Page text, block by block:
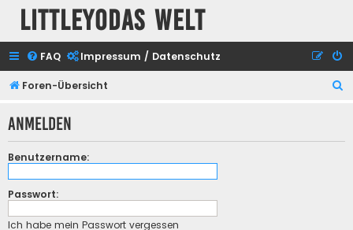
Littleyodas Welt
FAQ Impressum / Datenschutz
Foren-Übersicht
h
Anmelden
Benutzername:
Passwort:
Ich habe mein Passwort vergessen